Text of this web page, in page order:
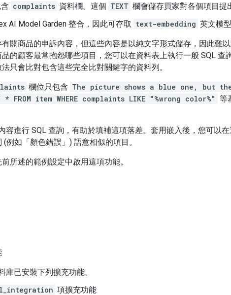
complaints 資料欄。這個 TEXT 欄會儲存買家對各個項目提
AI Model Garden 整合，因此可存取 text-embedding 英文模型
關商品的申訴內容，但這些內容是以純文字形式儲存，因此難
的顧客最常抱怨哪些項目，您可以在資料表上執行一般 SQL 查
只會比對包含這些完全比對關鍵字的資料列。
欄位只包含 The picture shows a blue one, but
* FROM item WHERE complaints LIKE "%wrong color%" 等
容進行 SQL 查詢，有助於填補這項落差。套用嵌入後，您可以在
例如「顏色錯誤」) 語意相似的項目。
所述的範例設定中啟用這項功能。
庫已安裝下列擴充功能。
項擴充功能